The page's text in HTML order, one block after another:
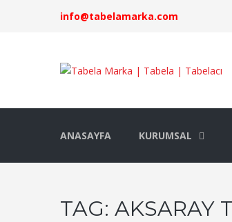
info@tabelamarka.com
ANASAYFA KURUMSAL
TAG: AKSARAY